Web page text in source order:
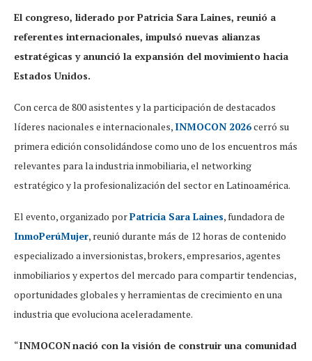
El congreso, liderado por Patricia Sara Laines, reunió a
referentes internacionales, impulsó nuevas alianzas
estratégicas y anunció la expansión del movimiento hacia
Estados Unidos.
Con cerca de 800 asistentes y la participación de destacados
líderes nacionales e internacionales, INMOCON 2026cerró su
primera edición consolidándose como uno de los encuentros más
relevantes para la industria inmobiliaria, el networking
estratégico y la profesionalización del sector en Latinoamérica.
El evento, organizado porPatricia Sara Laines, fundadora de
InmoPerúMujer, reunió durante más de 12 horas de contenido
especializado a inversionistas, brokers, empresarios, agentes
inmobiliarios y expertos del mercado para compartir tendencias,
oportunidades globales y herramientas de crecimiento en una
industria que evoluciona aceleradamente.
“INMOCONnació con la visión de construir una comunidad